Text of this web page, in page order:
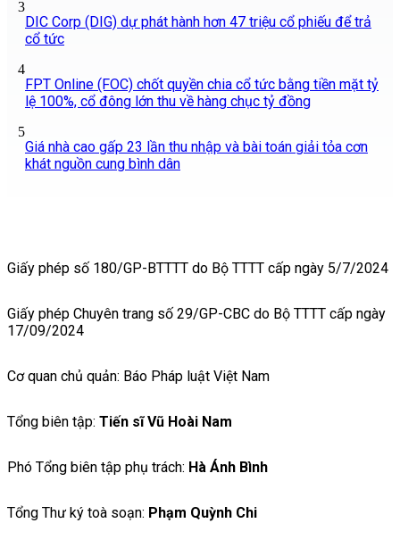
3
DIC Corp (DIG) dự phát hành hơn 47 triệu cổ phiếu để trả
cổ tức
4
FPT Online (FOC) chốt quyền chia cổ tức bằng tiền mặt tỷ
lệ 100%, cổ đông lớn thu về hàng chục tỷ đồng
5
Giá nhà cao gấp 23 lần thu nhập và bài toán giải tỏa cơn
khát nguồn cung bình dân
Giấy phép số 180/GP-BTTTT do Bộ TTTT cấp ngày 5/7/2024
Giấy phép Chuyên trang số 29/GP-CBC do Bộ TTTT cấp ngày
17/09/2024
Cơ quan chủ quản: Báo Pháp luật Việt Nam
Tổng biên tập: Tiến sĩ Vũ Hoài Nam
Phó Tổng biên tập phụ trách: Hà Ánh Bình
Tổng Thư ký toà soạn: Phạm Quỳnh Chi